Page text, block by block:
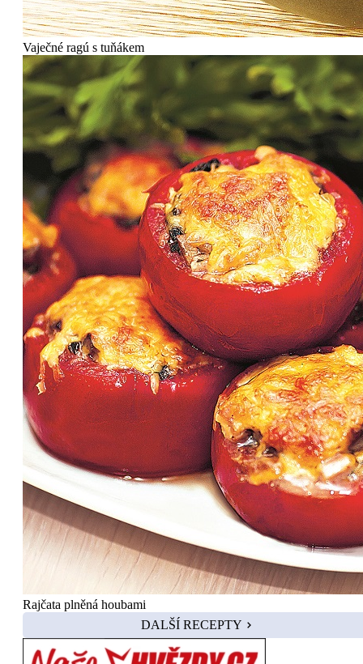
Vaječné ragú s tuňákem
Rajčata plněná houbami
DALŠÍ RECEPTY